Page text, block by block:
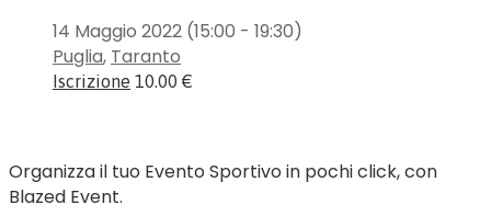
14 Maggio 2022 (15:00 - 19:30)
Puglia, Taranto
Iscrizione 10.00 €
Organizza il tuo Evento Sportivo in pochi click, con
Blazed Event.